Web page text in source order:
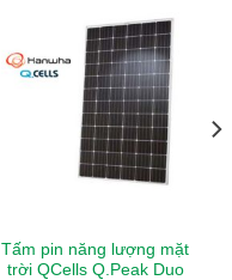
Tấm pin năng lượng mặt
trời QCells Q.Peak Duo